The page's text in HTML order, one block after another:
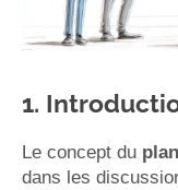
1.
Le concept du
dans les